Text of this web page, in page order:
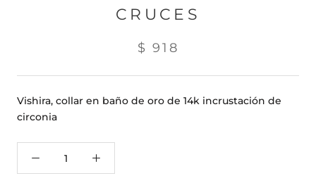
CRUCES
$ 918
Vishira, collar en baño de oro de 14k incrustación de
circonia